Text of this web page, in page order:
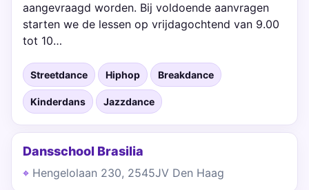
aangevraagd worden. Bij voldoende aanvragen
starten we de lessen op vrijdagochtend van 9.00
tot 10…
Streetdance Hiphop Breakdance
Kinderdans Jazzdance
Dansschool Brasilia
Hengelolaan 230, 2545JV Den Haag